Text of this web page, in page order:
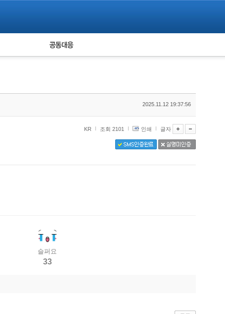
피해자 공동대응
2025.11.12 19:37:56
KR 조회 2101 인쇄 글자
슬퍼요
33